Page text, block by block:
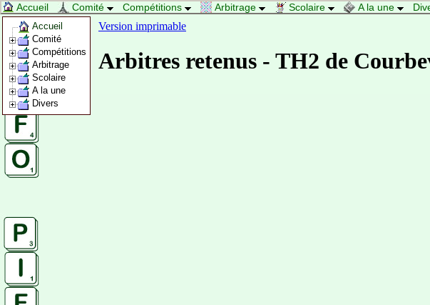
Accueil Comité Compétitions Arbitrage Scolaire A la une
Accueil
Comité
Compétitions
Arbitrage
Scolaire
A la une
Divers
Version imprimable
Arbitres retenus - TH2 de